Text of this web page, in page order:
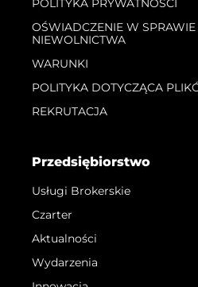
POLITYKA PRYWATNOŚCI
OŚWIADCZENIE W
NIEWOLNICTWA
WARUNKI
POLITYKA DOTYCZĄCA
REKRUTACJA
Przedsiębiorstwo
Usługi Brokerskie
Czarter
Aktualności
Wydarzenia